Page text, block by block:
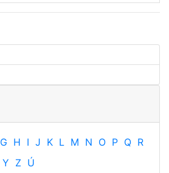
G H I J K L M N O P Q R
Y Z Ú